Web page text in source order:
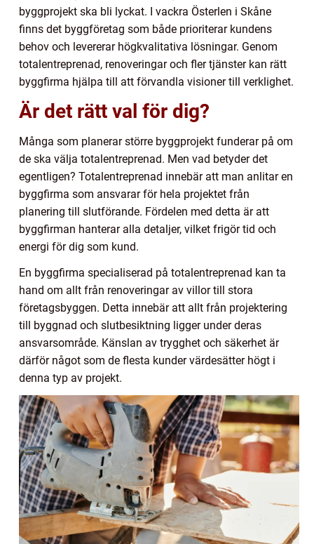
byggprojekt ska bli lyckat. I vackra Österlen i Skåne
finns det byggföretag som både prioriterar kundens
behov och levererar högkvalitativa lösningar. Genom
totalentreprenad, renoveringar och fler tjänster kan rätt
byggfirma hjälpa till att förvandla visioner till verklighet.
Är det rätt val för dig?
Många som planerar större byggprojekt funderar på om
de ska välja totalentreprenad. Men vad betyder det
egentligen? Totalentreprenad innebär att man anlitar en
byggfirma som ansvarar för hela projektet från
planering till slutförande. Fördelen med detta är att
byggfirman hanterar alla detaljer, vilket frigör tid och
energi för dig som kund.
En byggfirma specialiserad på totalentreprenad kan ta
hand om allt från renoveringar av villor till stora
företagsbyggen. Detta innebär att allt från projektering
till byggnad och slutbesiktning ligger under deras
ansvarsområde. Känslan av trygghet och säkerhet är
därför något som de flesta kunder värdesätter högt i
denna typ av projekt.